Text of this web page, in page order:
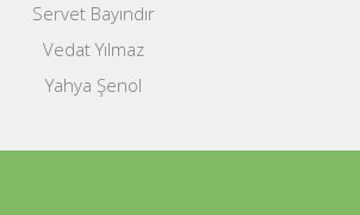
Servet Bayındır
Vedat Yılmaz
Yahya Şenol